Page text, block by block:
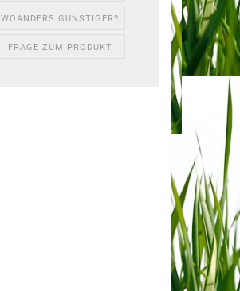
WOANDERS GÜNSTIGER?
FRAGE ZUM PRODUKT